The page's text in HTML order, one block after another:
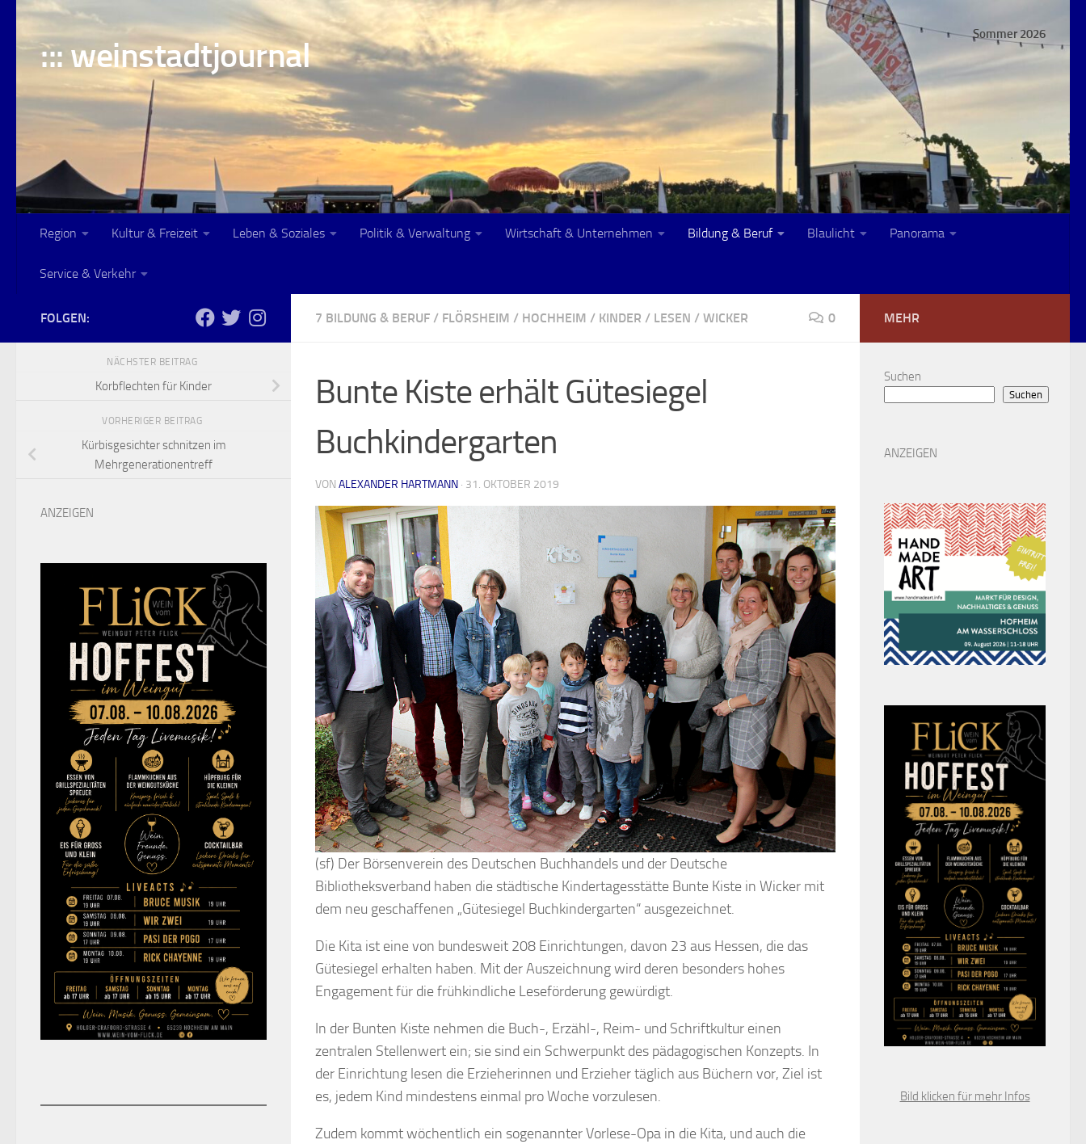
Skip to content
::: weinstadtjournal
Sommer 2026
Region Kultur & Freizeit Leben & Soziales Politik & Verwaltung Wirtschaft & Unternehmen Bildung & Beruf Blaulicht Panorama
Service & Verkehr
7 BILDUNG & BERUF / FLÖRSHEIM / HOCHHEIM / KINDER / LESEN / WICKER 0
Bunte Kiste erhält Gütesiegel
Buchkindergarten
VON ALEXANDER HARTMANN · 31. OKTOBER 2019
(sf) Der Börsenverein des Deutschen Buchhandels und der Deutsche
Bibliotheksverband haben die städtische Kindertagesstätte Bunte Kiste in Wicker mit
dem neu geschaffenen „Gütesiegel Buchkindergarten“ ausgezeichnet.
Die Kita ist eine von bundesweit 208 Einrichtungen, davon 23 aus Hessen, die das
Gütesiegel erhalten haben. Mit der Auszeichnung wird deren besonders hohes
Engagement für die frühkindliche Leseförderung gewürdigt.
In der Bunten Kiste nehmen die Buch-, Erzähl-, Reim- und Schriftkultur einen
zentralen Stellenwert ein; sie sind ein Schwerpunkt des pädagogischen Konzepts. In
der Einrichtung lesen die Erzieherinnen und Erziehertäglich aus Büchern vor, Ziel ist
es, jedem Kind mindestens einmal pro Woche vorzulesen.
Zudem kommt wöchentlich ein sogenannterVorlese-Opa in die Kita, und auch die
FOLGEN:
NÄCHSTER BEITRAG
Korbflechten für Kinder
VORHERIGER BEITRAG
Kürbisgesichter schnitzen im
Mehrgenerationentreff
ANZEIGEN
MEHR
Suchen
Suchen
ANZEIGEN
Bild klicken für mehr Infos